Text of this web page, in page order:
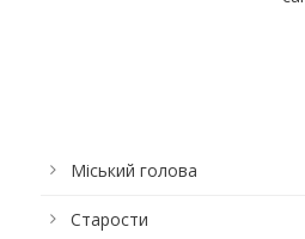
Міський голова
Старости